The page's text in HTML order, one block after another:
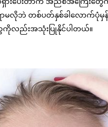
ာမလိုဘဲ တစ်ပတ်နှစ်ခါလောက်ပုံ
ေကိုလည်းအသုံးပြုနိုင်ပါတယ်။